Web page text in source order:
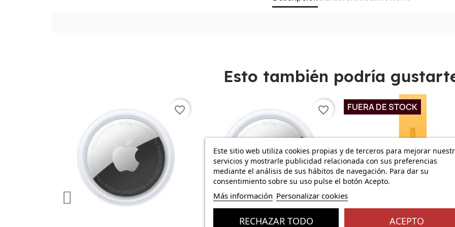
Esto también podría
favorite_border favorite_border FUERA DE STOCK
Este sitio web utiliza cookies propias y de terceros para mejorar
servicios y mostrarle publicidad relacionada con sus preferencias
mediante el análisis de sus hábitos de navegación. Para dar su
consentimiento sobre su uso pulse el botón Acepto.
Más información Personalizar cookies
RECHAZAR TODO ACEPTO